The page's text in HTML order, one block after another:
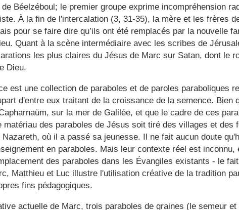
Béelzéboul; le premier groupe exprime incompréhension
À la fin de l'intercalation (3, 31-35), la mère et les frères
pour se faire dire qu’ils ont été remplacés par la nouvelle
Quant à la scène intermédiaire avec les scribes de
les plus claires du Jésus de Marc sur Satan, dont le
Dieu.
est une collection de paraboles et de paroles paraboliques
d'entre eux traitant de la croissance de la semence. Bien
sur la mer de Galilée, et que le cadre de ces
matériau des paraboles de Jésus soit tiré des villages et des
Nazareth, où il a passé sa jeunesse. Il ne fait aucun doute
en paraboles. Mais leur contexte réel est inconnu,
des paraboles dans les Évangiles existants - le
Matthieu et Luc illustre l'utilisation créative de la tradition
fins pédagogiques.
actuelle de Marc, trois paraboles de graines (le semeur